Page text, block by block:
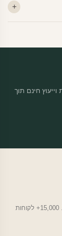
חינם תוך
טפטים, מדבקות קיר וציפויי זכוכית. ייצור במפעל בישראל. 15,000+ לקוחות